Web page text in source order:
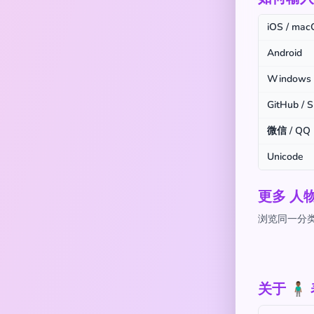
iOS /
Android
Windows
GitHub /
微信 / QQ
Unicode
更多 人
浏览同一分
关于